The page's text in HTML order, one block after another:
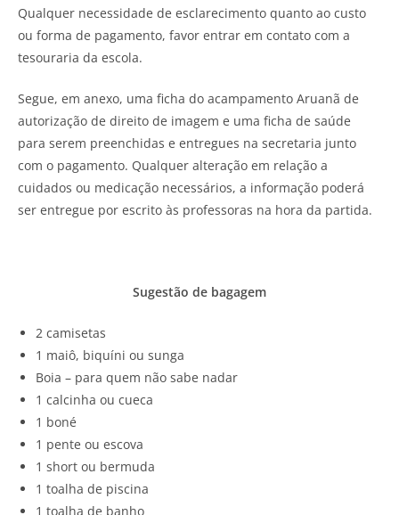
Qualquer necessidade de esclarecimento quanto ao custo
ou forma de pagamento, favor entrar em contato com a
tesouraria da escola.
Segue, em anexo, uma ficha do acampamento Aruanã de
autorização de direito de imagem e uma ficha de saúde
para serem preenchidas e entregues na secretaria junto
com o pagamento. Qualquer alteração em relação a
cuidados ou medicação necessários, a informação poderá
ser entregue por escrito às professoras na hora da partida.
Sugestão de bagagem
2 camisetas
1 maiô, biquíni ou sunga
Boia – para quem não sabe nadar
1 calcinha ou cueca
1 boné
1 pente ou escova
1 short ou bermuda
1 toalha de piscina
1 toalha de banho